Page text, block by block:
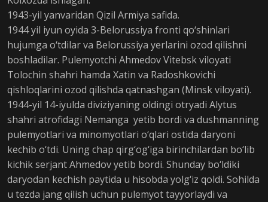
1943-yil yanvaridan Qizil Armiya safida.
1944 yil iyun oyida 3-Belorussiya fronti qo‘shinlari
hujumga o‘tdilar va Belorussiya yerlarini ozod qilishni
boshladilar. Pulemyotchi Ahmedov Vitebsk viloyati
Tolochin shahri hamda Xatin va Radoshkovichi
qishloqlarini ozod qilishda qatnashgan (Minsk viloyati).
1944-yil 14-iyulda diviziyaning oldingi otryadi Alytus
shahri atrofidagi Nemanga yetib bordi va dushmanning
pulemyotlari va minomyotlari o‘qlari ostida daryoni
kechib o‘tdi. Uning chap qirg‘og‘iga birinchilardan bo‘lib
kichik serjant Ahmedov yetib bordi. Shunday bo‘ldiki
daryodan kechish paytida u hisobda yolg‘iz qoldi. Sohilda
u tezda jang qilish uchun pulemyot tayyorlaydi va